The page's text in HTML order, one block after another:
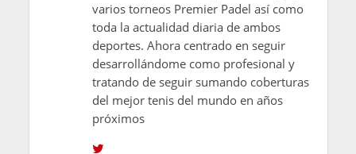
varios torneos Premier Padel así como
toda la actualidad diaria de ambos
deportes. Ahora centrado en seguir
desarrollándome como profesional y
tratando de seguir sumando coberturas
del mejor tenis del mundo en años
próximos